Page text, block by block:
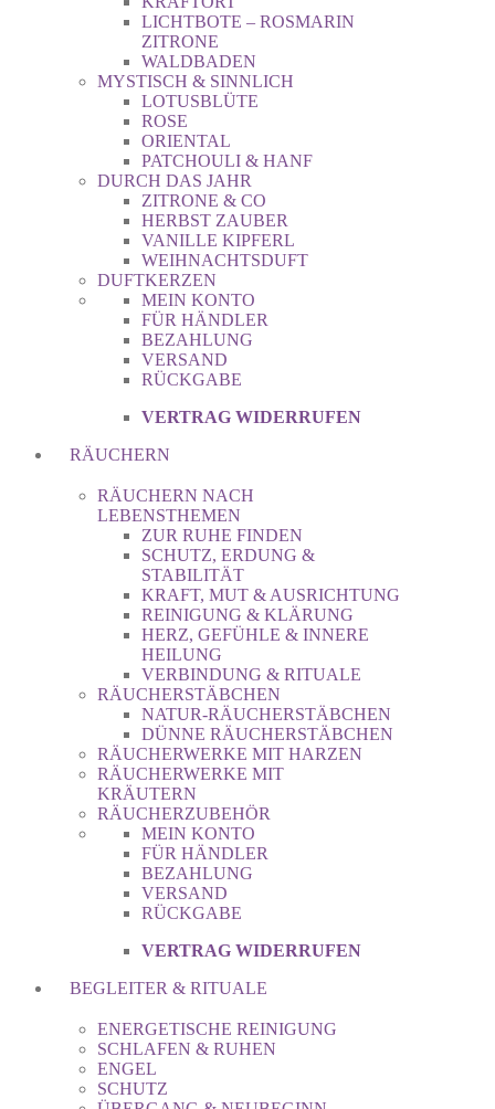
LICHTBOTE – ROSMARIN
ZITRONE
WALDBADEN
MYSTISCH & SINNLICH
LOTUSBLÜTE
ROSE
ORIENTAL
PATCHOULI & HANF
DURCH DAS JAHR
ZITRONE & CO
HERBST ZAUBER
VANILLE KIPFERL
WEIHNACHTSDUFT
DUFTKERZEN
MEIN KONTO
FÜR HÄNDLER
BEZAHLUNG
VERSAND
RÜCKGABE
VERTRAG WIDERRUFEN
RÄUCHERN
RÄUCHERN NACH
LEBENSTHEMEN
ZUR RUHE FINDEN
SCHUTZ, ERDUNG &
STABILITÄT
KRAFT, MUT & AUSRICHTUNG
REINIGUNG & KLÄRUNG
HERZ, GEFÜHLE & INNERE
HEILUNG
VERBINDUNG & RITUALE
RÄUCHERSTÄBCHEN
NATUR-RÄUCHERSTÄBCHEN
DÜNNE RÄUCHERSTÄBCHEN
RÄUCHERWERKE MIT HARZEN
RÄUCHERWERKE MIT
KRÄUTERN
RÄUCHERZUBEHÖR
MEIN KONTO
FÜR HÄNDLER
BEZAHLUNG
VERSAND
RÜCKGABE
VERTRAG WIDERRUFEN
BEGLEITER & RITUALE
ENERGETISCHE REINIGUNG
SCHLAFEN & RUHEN
ENGEL
SCHUTZ